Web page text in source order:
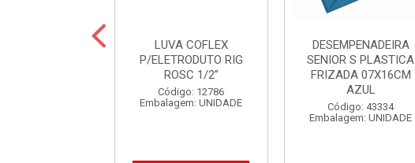
LUVA COFLEX
P/ELETRODUTO RIG
ROSC 1/2”
Código: 12786
Embalagem: UNIDADE
DESEMPENADEIRA
SENIOR S PLASTICA
FRIZADA 07X16CM
AZUL
Código: 43334
Embalagem: UNIDADE